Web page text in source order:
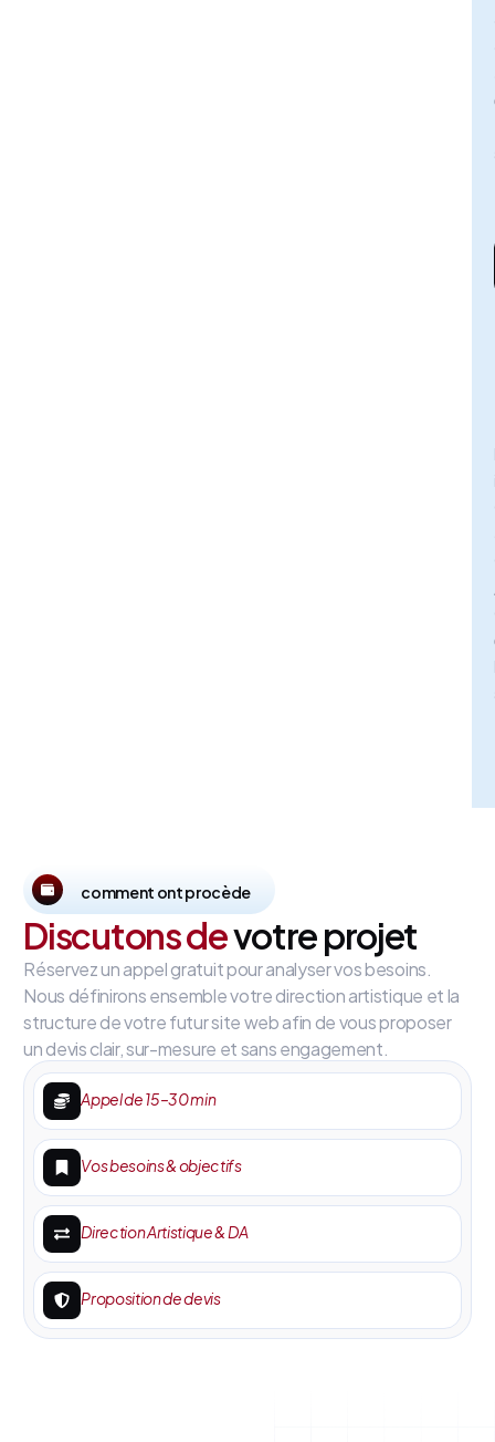
comment ont procède
Discutons devotre projet
Réservez un appel gratuit pour analyser vos besoins.
Nous définirons ensemble votre direction artistique et la
structure de votre futur site web afin de vous proposer
un devis clair, sur-mesure et sans engagement.
Appel de 15–30 min
Vos besoins & objectifs
Direction Artistique & DA
Proposition de devis